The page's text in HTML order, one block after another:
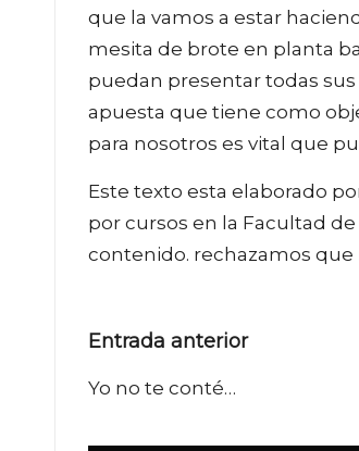
que la vamos a estar
mesita de brote en planta
puedan presentar todas
apuesta que tiene como
para nosotros es vital que
Este texto esta elaborado
por cursos en la Facultad
contenido. rechazamos que
Navegación
de
entradas
Entrada anterior
Yo no te conté…